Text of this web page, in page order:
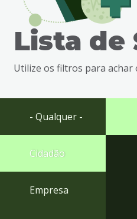
busca
Ir
rodapé
Lista de
Utilize os filtros para achar
- Qualquer -
Cidadão
Empresa